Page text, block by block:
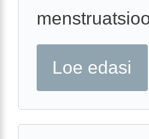
Loe edasi